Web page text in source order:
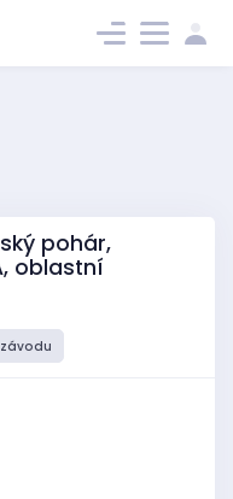
pohár,
oblastní